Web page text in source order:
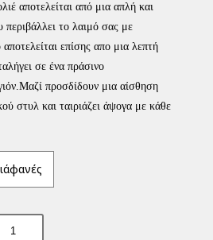
αποτελείται από μια απλή και
περιβάλλει το λαιμό σας με
επίσης απο μια λεπτή
σε ένα πράσινο
προσδίδουν μια αίσθηση
στυλ και ταιριάζει άψογα με κάθε